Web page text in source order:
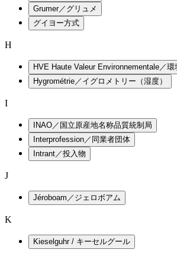
Grumer／グリュメ
グイヨー方式
H
HVE Haute Valeur Environnementale／
Hygrométrie／イグロメトリー（湿度）
I
INAO／国立原産地名称品質統制局
Interprofession／同業者団体
Intrant／投入物
J
Jéroboam／ジェロボアム
K
Kieselguhr / キーセルグール